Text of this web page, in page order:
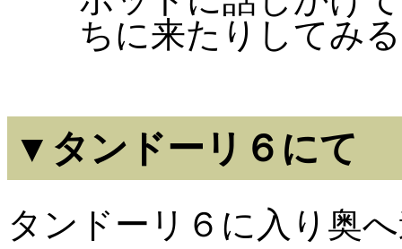
ちに来たりしてみ
▼タンドーリ６にて
タンドーリ６に入り奥